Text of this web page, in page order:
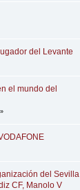
del Levante
el mundo del
»
del Sevilla
CF, Manolo V